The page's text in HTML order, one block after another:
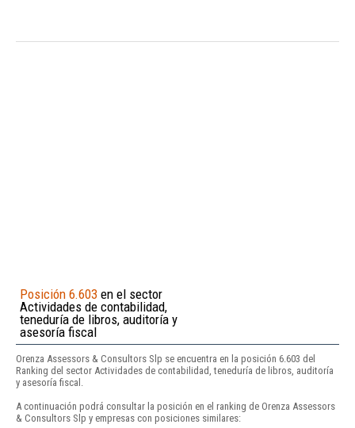
Posición 6.603 en el sector
Actividades de contabilidad,
teneduría de libros, auditoría y
asesoría fiscal
Orenza Assessors & Consultors Slp se encuentra en la posición 6.603 del
Ranking del sector Actividades de contabilidad, teneduría de libros, auditoría
y asesoría fiscal.
A continuación podrá consultar la posición en el ranking de Orenza Assessors
& Consultors Slp y empresas con posiciones similares: